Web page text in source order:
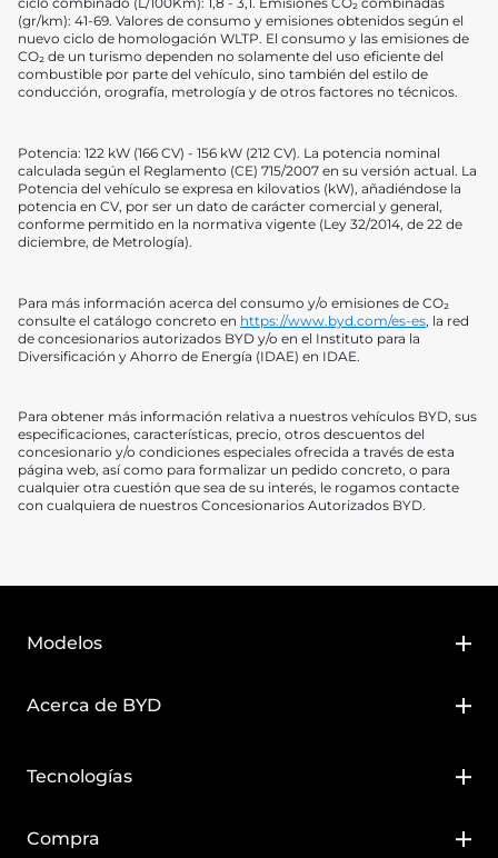
(gr/km): 41-69. Valores de consumo y emisiones obtenidos según el
nuevo ciclo de homologación WLTP. El consumo y las emisiones de
CO₂ de un turismo dependen no solamente del uso eficiente del
combustible por parte del vehículo, sino también del estilo de
conducción, orografía, metrología y de otros factores no técnicos.
Potencia: 122 kW (166 CV) - 156 kW (212 CV). La potencia nominal
calculada según el Reglamento (CE) 715/2007 en su versión actual. La
Potencia del vehículo se expresa en kilovatios (kW), añadiéndose la
potencia en CV, por ser un dato de carácter comercial y general,
conforme permitido en la normativa vigente (Ley 32/2014, de 22 de
diciembre, de Metrología).
Para más información acerca del consumo y/o emisiones de CO₂
consulte el catálogo concreto en https://www.byd.com/es-es, la red
de concesionarios autorizados BYD y/o en el Instituto para la
Diversificación y Ahorro de Energía (IDAE) en IDAE.
Para obtener más información relativa a nuestros vehículos BYD, sus
especificaciones, características, precio, otros descuentos del
concesionario y/o condiciones especiales ofrecida a través de esta
página web, así como para formalizar un pedido concreto, o para
cualquier otra cuestión que sea de su interés, le rogamos contacte
con cualquiera de nuestros Concesionarios Autorizados BYD.
Modelos
BYD ATTO 2
BYD ATTO 2 DM-i
Acerca de BYD
Tecnologías
Compra